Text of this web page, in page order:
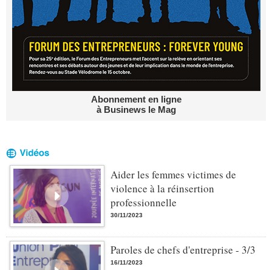
Abonnement en ligne
à Businews le Mag
Aider les femmes victimes de
violence à la réinsertion
professionnelle
30/11/2023
Paroles de chefs d'entreprise - 3/3
16/11/2023